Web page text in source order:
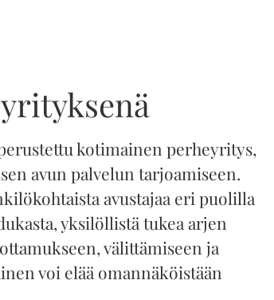
kotimainen perheyritys,
avun palvelun tarjoamiseen.
avustajaa eri puolilla
yksilöllistä tukea arjen
välittämiseen ja
voi elää omannäköistään